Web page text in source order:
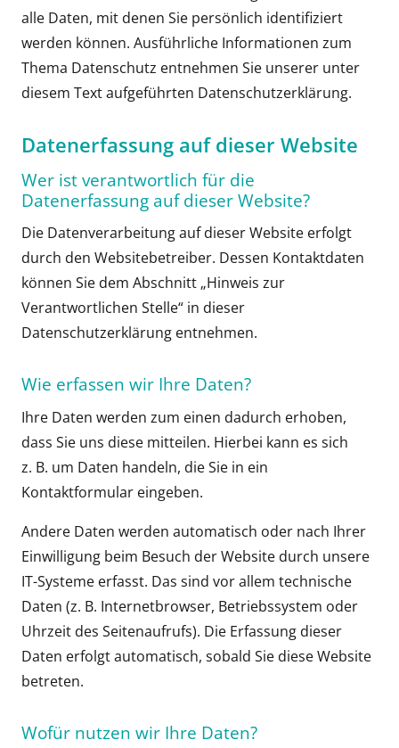
alle Daten, mit denen Sie persönlich identifiziert
werden können. Ausführliche Informationen zum
Thema Datenschutz entnehmen Sie unserer unter
diesem Text aufgeführten Datenschutzerklärung.
Datenerfassung auf dieser Website
Wer ist verantwortlich für die
Datenerfassung auf dieser Website?
Die Datenverarbeitung auf dieser Website erfolgt
durch den Websitebetreiber. Dessen Kontaktdaten
können Sie dem Abschnitt „Hinweis zur
Verantwortlichen Stelle“ in dieser
Datenschutzerklärung entnehmen.
Wie erfassen wir Ihre Daten?
Ihre Daten werden zum einen dadurch erhoben,
dass Sie uns diese mitteilen. Hierbei kann es sich
z. B. um Daten handeln, die Sie in ein
Kontaktformular eingeben.
Andere Daten werden automatisch oder nach Ihrer
Einwilligung beim Besuch der Website durch unsere
IT-Systeme erfasst. Das sind vor allem technische
Daten (z. B. Internetbrowser, Betriebssystem oder
Uhrzeit des Seitenaufrufs). Die Erfassung dieser
Daten erfolgt automatisch, sobald Sie diese Website
betreten.
Wofür nutzen wir Ihre Daten?